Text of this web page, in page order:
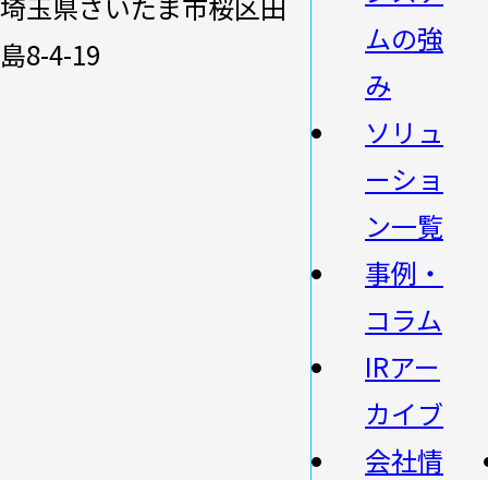
島8-4-19
ムの強
み
ソリュ
ーショ
ン一覧
事例・
コラム
IRアー
カイブ
会社情